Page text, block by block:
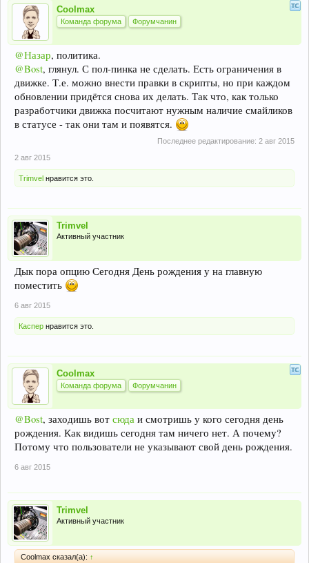
Coolmax
Команда форума Форумчанин
@Назар, политика.
@Bost, глянул. С пол-пинка не сделать. Есть ограничения в
движке. Т.е. можно внести правки в скрипты, но при каждом
обновлении придётся снова их делать. Так что, как только
разработчики движка посчитают нужным наличие смайликов
в статусе - так они там и появятся.
Последнее редактирование: 2 авг 2015
2 авг 2015
Trimvel нравится это.
Trimvel
Активный участник
Дык пора опцию Сегодня День рождения у на главную
поместить
6 авг 2015
Каспер нравится это.
Coolmax
Команда форума Форумчанин
@Bost, заходишь вот сюда и смотришь у кого сегодня день
рождения. Как видишь сегодня там ничего нет. А почему?
Потому что пользователи не указывают свой день рождения.
6 авг 2015
Trimvel
Активный участник
Coolmax сказал(а): ↑